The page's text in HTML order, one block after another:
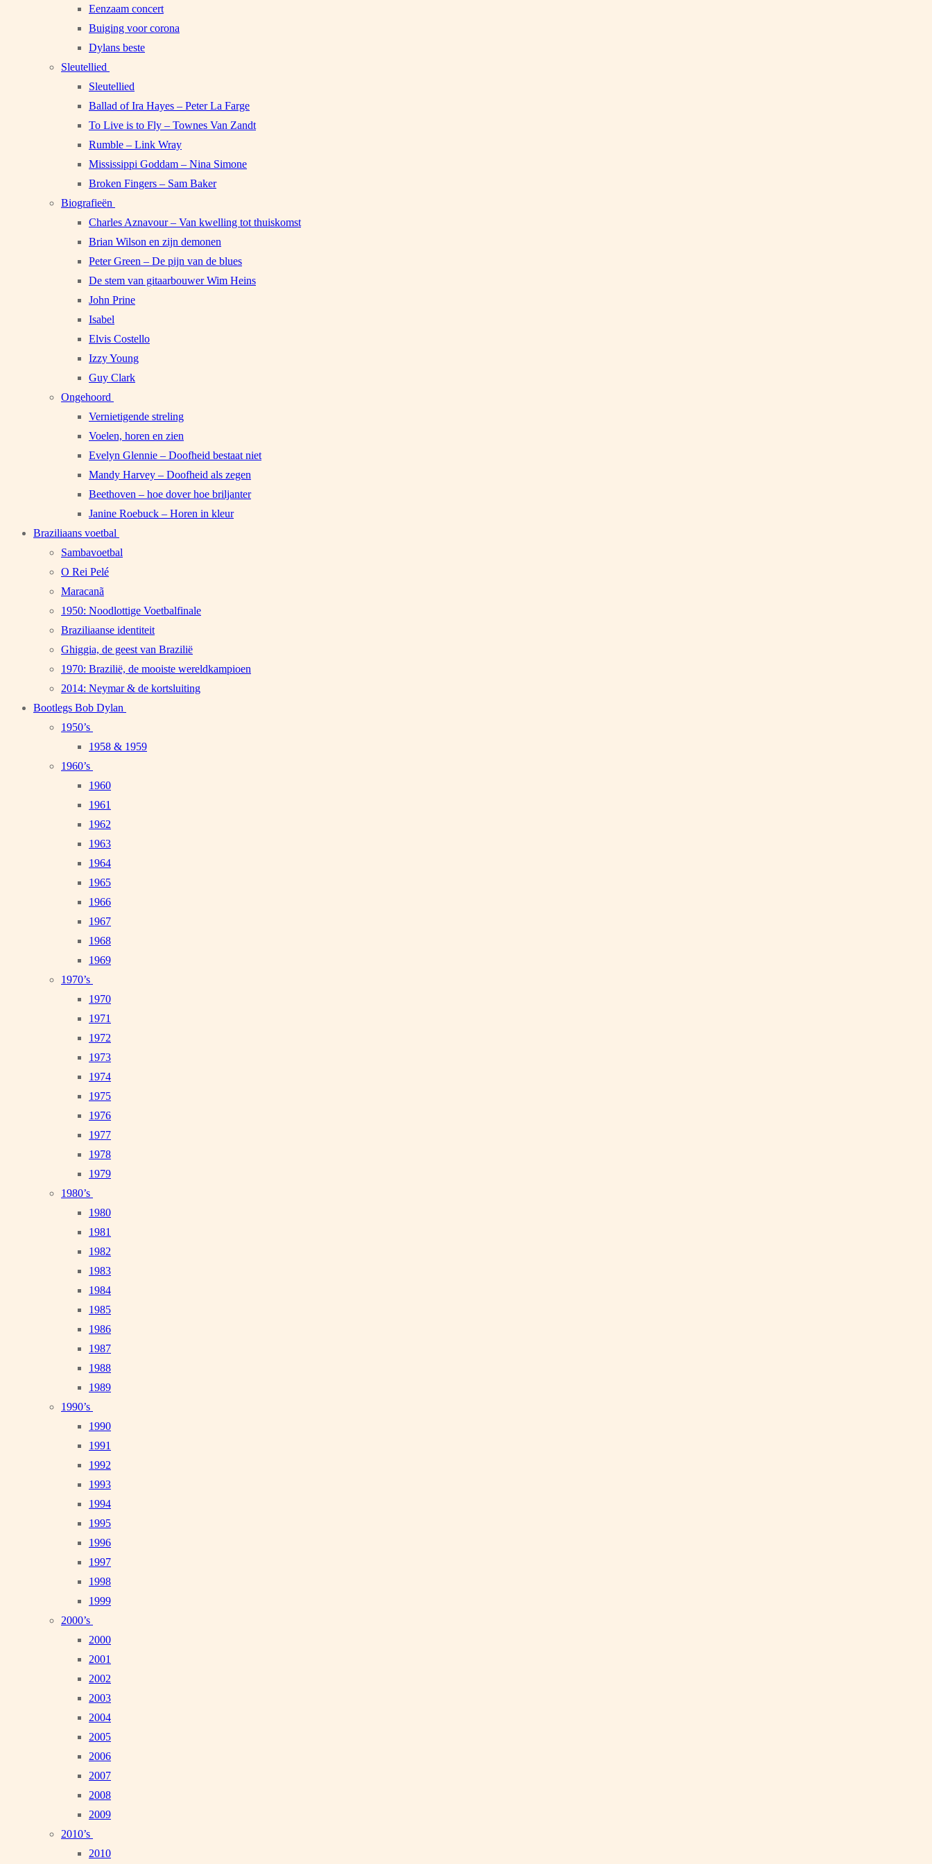
Eenzaam concert
Buiging voor corona
Dylans beste
Sleutellied
Sleutellied
Ballad of Ira Hayes – Peter La Farge
To Live is to Fly – Townes Van Zandt
Rumble – Link Wray
Mississippi Goddam – Nina Simone
Broken Fingers – Sam Baker
Biografieën
Charles Aznavour – Van kwelling tot thuiskomst
Brian Wilson en zijn demonen
Peter Green – De pijn van de blues
De stem van gitaarbouwer Wim Heins
John Prine
Isabel
Elvis Costello
Izzy Young
Guy Clark
Ongehoord
Vernietigende streling
Voelen, horen en zien
Evelyn Glennie – Doofheid bestaat niet
Mandy Harvey – Doofheid als zegen
Beethoven – hoe dover hoe briljanter
Janine Roebuck – Horen in kleur
Braziliaans voetbal
Sambavoetbal
O Rei Pelé
Maracanã
1950: Noodlottige Voetbalfinale
Braziliaanse identiteit
Ghiggia, de geest van Brazilië
1970: Brazilië, de mooiste wereldkampioen
2014: Neymar & de kortsluiting
Bootlegs Bob Dylan
1950’s
1958 & 1959
1960’s
1960
1961
1962
1963
1964
1965
1966
1967
1968
1969
1970’s
1970
1971
1972
1973
1974
1975
1976
1977
1978
1979
1980’s
1980
1981
1982
1983
1984
1985
1986
1987
1988
1989
1990’s
1990
1991
1992
1993
1994
1995
1996
1997
1998
1999
2000’s
2000
2001
2002
2003
2004
2005
2006
2007
2008
2009
2010’s
2010